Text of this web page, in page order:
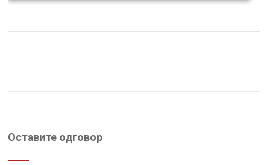
Оставите одговор